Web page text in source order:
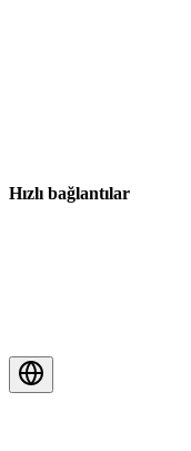
Hızlı bağlantılar